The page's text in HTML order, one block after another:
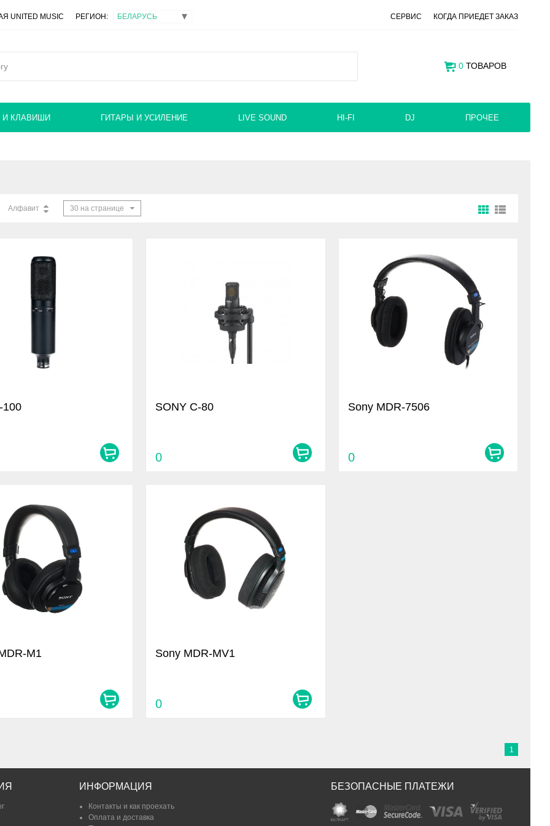
UNITED MUSIC РЕГИОН: СЕРВИС КОГДА ПРИЕДЕТ ЗАКАЗ
0 ТОВАРОВ
И КЛАВИШИ ГИТАРЫ И УСИЛЕНИЕ LIVE SOUND HI-FI DJ ПРОЧЕЕ
Алфавит 30 на странице
100 SONY C-80
0
Sony MDR-7506
0
M1 Sony MDR-MV1
0
1
ИНФОРМАЦИЯ
Контакты и как проехать
Оплата и доставка
БЕЗОПАСНЫЕ ПЛАТЕЖИ